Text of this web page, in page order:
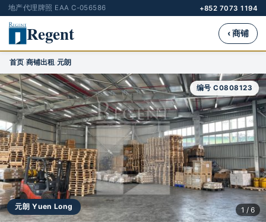
地产代理牌照 EAA C-056586 +852 7073 1194
Regent ‹ 商铺
首页›商铺出租›元朗
元朗 Yuen Long
编号 C0808123
1 / 6